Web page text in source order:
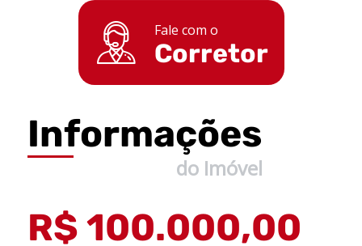
Fale com o
Corretor
Informações
do Imóvel
R$ 100.000,00